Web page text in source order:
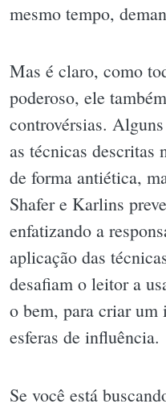
mesmo tempo,
Mas é claro, como
poderoso, ele
controvérsias.
as técnicas descritas
de forma antiética,
Shafer e Karlins
enfatizando a
aplicação das
desafiam o leitor a
o bem, para criar um
esferas de influência.
Se você está